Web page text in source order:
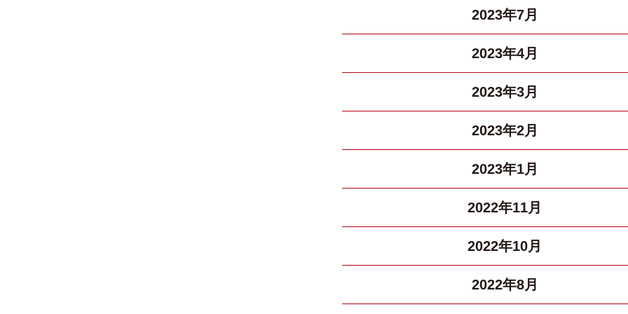
2023年7月
2023年4月
2023年3月
2023年2月
2023年1月
2022年11月
2022年10月
2022年8月